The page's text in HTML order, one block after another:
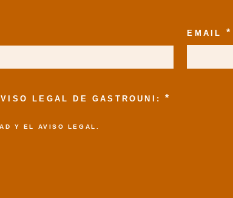
EMAIL *
LEGAL DE GASTROUNI:*
Y EL AVISO LEGAL